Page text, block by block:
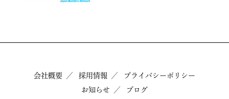
会社概要 採用情報
プライバシーポリシー
お知らせ
ブログ